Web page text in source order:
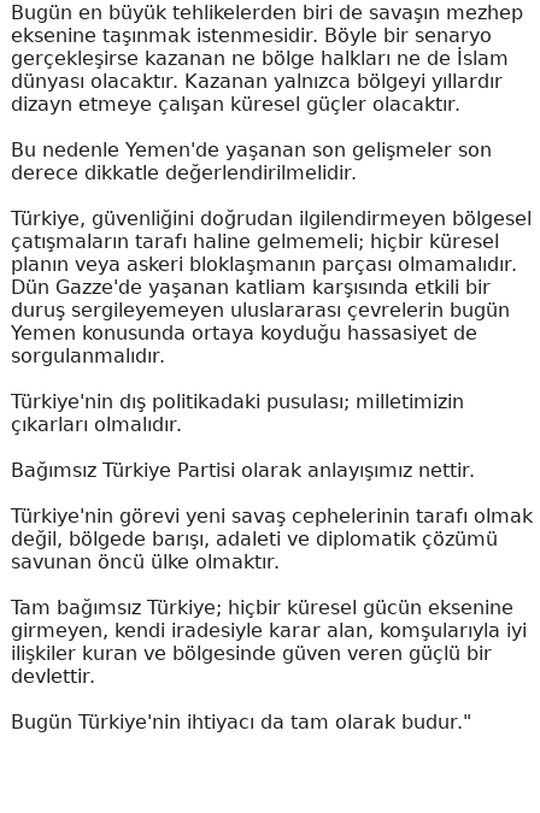
Bugün en büyük tehlikelerden biri de savaşın mezhep
eksenine taşınmak istenmesidir. Böyle bir senaryo
gerçekleşirse kazanan ne bölge halkları ne de İslam
dünyası olacaktır. Kazanan yalnızca bölgeyi yıllardır
dizayn etmeye çalışan küresel güçler olacaktır.
Bu nedenle Yemen'de yaşanan son gelişmeler son
derece dikkatle değerlendirilmelidir.
Türkiye, güvenliğini doğrudan ilgilendirmeyen bölgesel
çatışmaların tarafı haline gelmemeli; hiçbir küresel
planın veya askeri bloklaşmanın parçası olmamalıdır.
Dün Gazze'de yaşanan katliam karşısında etkili bir
duruş sergileyemeyen uluslararası çevrelerin bugün
Yemen konusunda ortaya koyduğu hassasiyet de
sorgulanmalıdır.
Türkiye'nin dış politikadaki pusulası; milletimizin
çıkarları olmalıdır.
Bağımsız Türkiye Partisi olarak anlayışımız nettir.
Türkiye'nin görevi yeni savaş cephelerinin tarafı olmak
değil, bölgede barışı, adaleti ve diplomatik çözümü
savunan öncü ülke olmaktır.
Tam bağımsız Türkiye; hiçbir küresel gücün eksenine
girmeyen, kendi iradesiyle karar alan, komşularıyla iyi
ilişkiler kuran ve bölgesinde güven veren güçlü bir
devlettir.
Bugün Türkiye'nin ihtiyacı da tam olarak budur."